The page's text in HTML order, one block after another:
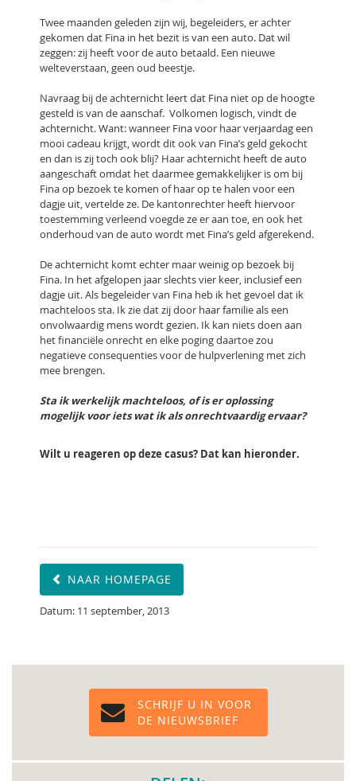
Twee maanden geleden zijn wij, begeleiders, er achter
gekomen dat Fina in het bezit is van een auto. Dat wil
zeggen: zij heeft voor de auto betaald. Een nieuwe
welteverstaan, geen oud beestje.
Navraag bij de achternicht leert dat Fina niet op de hoogte
gesteld is van de aanschaf. Volkomen logisch, vindt de
achternicht. Want: wanneer Fina voor haar verjaardag een
mooi cadeau krijgt, wordt dit ook van Fina’s geld gekocht
en dan is zij toch ook blij? Haar achternicht heeft de auto
aangeschaft omdat het daarmee gemakkelijker is om bij
Fina op bezoek te komen of haar op te halen voor een
dagje uit, vertelde ze. De kantonrechter heeft hiervoor
toestemming verleend voegde ze er aan toe, en ook het
onderhoud van de auto wordt met Fina’s geld afgerekend.
De achternicht komt echter maar weinig op bezoek bij
Fina. In het afgelopen jaar slechts vier keer, inclusief een
dagje uit. Als begeleider van Fina heb ik het gevoel dat ik
machteloos sta. Ik zie dat zij door haar familie als een
onvolwaardig mens wordt gezien. Ik kan niets doen aan
het financiële onrecht en elke poging daartoe zou
negatieve consequenties voor de hulpverlening met zich
mee brengen.
Sta ik werkelijk machteloos, of is er oplossing
mogelijk voor iets wat ik als onrechtvaardig ervaar?
Wilt u reageren op deze casus? Dat kan hieronder.
NAAR HOMEPAGE
Datum: 11 september, 2013
SCHRIJF U IN VOOR
DE NIEUWSBRIEF